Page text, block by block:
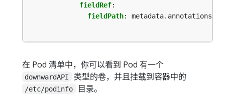
fieldRef:
fieldPath: metadata.annotations
在 Pod 清单中，你可以看到 Pod 有一个
downwardAPI 类型的卷，并且挂载到容器中的
/etc/podinfo
目录。